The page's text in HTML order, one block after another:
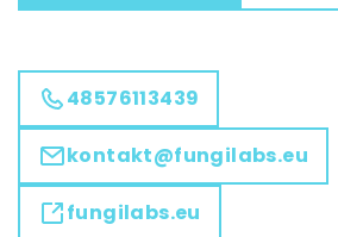
48576113439
kontakt@fungilabs.eu
fungilabs.eu